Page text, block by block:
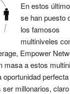
En estos
se han puesto
los famosos
multiniveles
Empower
masa a estos
oportunidad
ser millonarios,